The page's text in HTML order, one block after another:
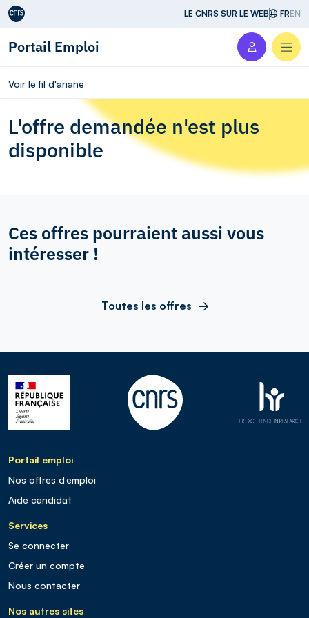
Aller au contenu LE CNRS SUR LE WEB FREN
Portail Emploi
Voir le fil d'ariane
L'offre demandée n'est plus
disponible
Ces offres pourraient aussi vous
intéresser !
Toutes les offres
Portail emploi
Nos offres d’emploi
Aide candidat
Services
Se connecter
Créer un compte
Nous contacter
Nos autres sites